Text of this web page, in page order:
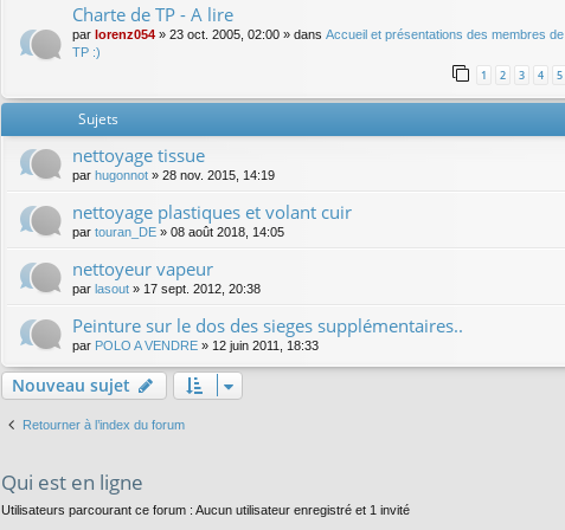
Charte de TP - A lire
par lorenz054 » 23 oct. 2005, 02:00 » dans Accueil et présentations des membres de
TP :)
1 2 3 4 5
Sujets
nettoyage tissue
par hugonnot » 28 nov. 2015, 14:19
nettoyage plastiques et volant cuir
par touran_DE » 08 août 2018, 14:05
nettoyeur vapeur
par lasout » 17 sept. 2012, 20:38
Peinture sur le dos des sieges supplémentaires..
par POLO A VENDRE » 12 juin 2011, 18:33
Nouveau sujet
Retourner à l’index du forum
Qui est en ligne
Utilisateurs parcourant ce forum : Aucun utilisateur enregistré et 1 invité